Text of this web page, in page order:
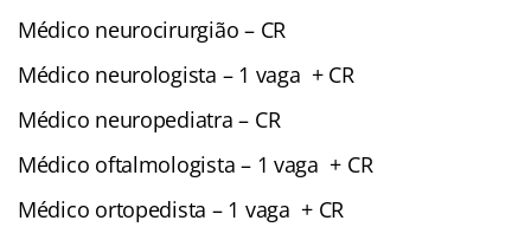
Médico neurocirurgião – CR
Médico neurologista – 1 vaga + CR
Médico neuropediatra – CR
Médico oftalmologista – 1 vaga + CR
Médico ortopedista – 1 vaga + CR